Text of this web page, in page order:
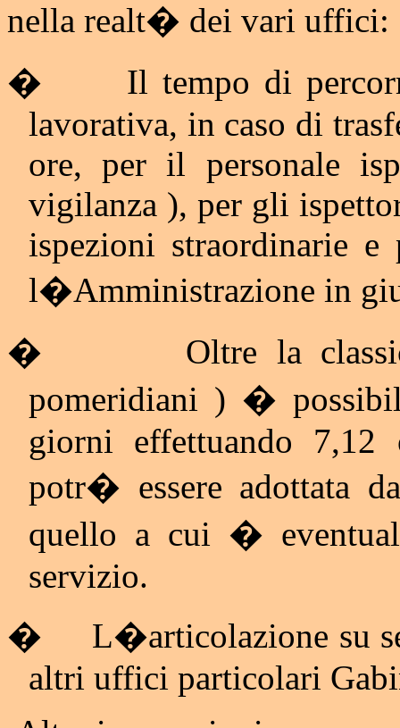
nella realt� dei vari uffici:
�
Il tempo di
lavorativa, in caso di
ore, per il personale
vigilanza ), per gli
ispezioni straordinarie e
l�Amministrazione in
�
Oltre la
pomeridiani ) �
giorni effettuando 7,12
potr� essere adottata
quello a cui �
servizio.
�
L�articolazione su
altri uffici particolari